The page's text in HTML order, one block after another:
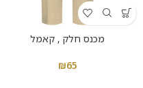
מכנס חלק , קאמל
₪65